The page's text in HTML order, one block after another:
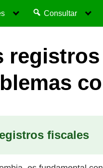
Consultar
fiscales